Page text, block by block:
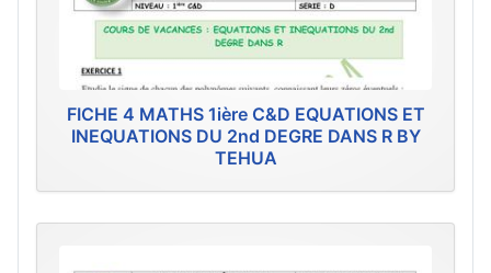
FICHE 4 MATHS 1ière C&D EQUATIONS ET
INEQUATIONS DU 2nd DEGRE DANS R BY
TEHUA